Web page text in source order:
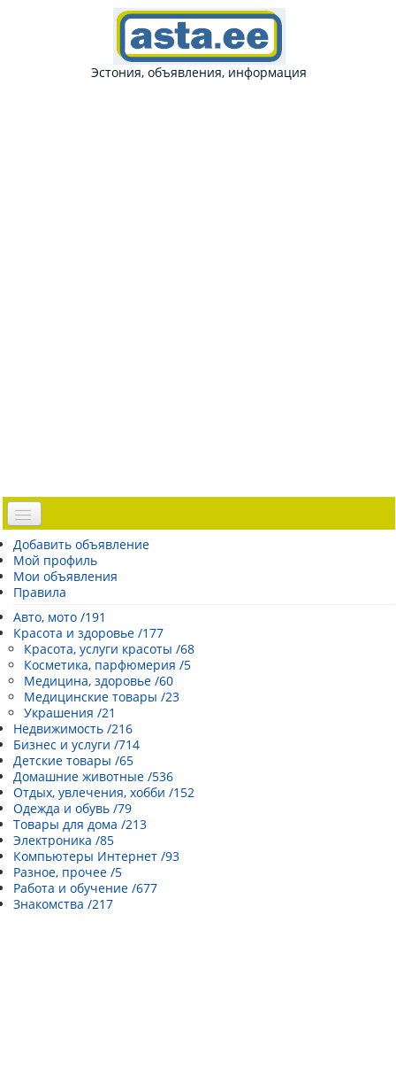
Эстония, объявления, информация
Доска объявлений
Погода Эстонии
Открытки
Каталог сайтов
| Регистрация |
Добавить объявление
Мой профиль
Мои объявления
Правила
Авто, мото /191
Красота и здоровье /177
Красота, услуги красоты /68
Косметика, парфюмерия /5
Медицина, здоровье /60
Медицинские товары /23
Украшения /21
Недвижимость /216
Бизнес и услуги /714
Детские товары /65
Домашние животные /536
Отдых, увлечения, хобби /152
Одежда и обувь /79
Товары для дома /213
Электроника /85
Компьютеры Интернет /93
Разное, прочее /5
Работа и обучение /677
Знакомства /217